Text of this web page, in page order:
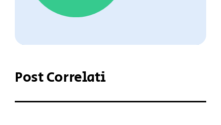
Post Correlati